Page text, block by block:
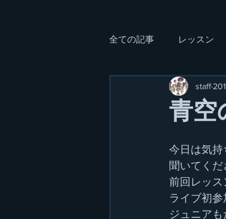
全ての記事 レッスン
青空
staff
今日は気持
聞いてくだ
前回レッス
ライブ初
ジュニア